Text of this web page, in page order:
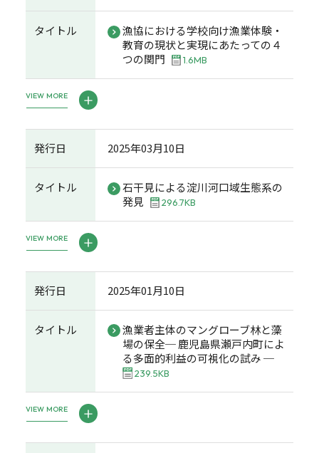
タイトル
漁協における学校向け漁業体験・
教育の現状と実現にあたっての４
つの関門
1.6MB
VIEW MORE
発行日 2025年03月10日
タイトル
石干見による淀川河口域生態系の
発見
296.7KB
VIEW MORE
発行日 2025年01月10日
タイトル
漁業者主体のマングローブ林と藻
場の保全─ 鹿児島県瀬戸内町によ
る多面的利益の可視化の試み ─
239.5KB
VIEW MORE